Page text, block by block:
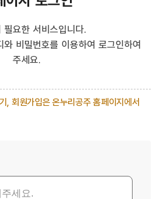
필요한 서비스입니다.
와 비밀번호를 이용하여 로그인하여
주세요.
, 회원가입은 온누리공주 홈페이지에서